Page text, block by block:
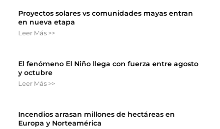
Proyectos solares vs comunidades mayas entran
en nueva etapa
Leer Más >>
El fenómeno El Niño llega con fuerza entre agosto
y octubre
Leer Más >>
Incendios arrasan millones de hectáreas en
Europa y Norteamérica